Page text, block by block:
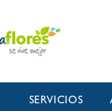
SERVICIOS